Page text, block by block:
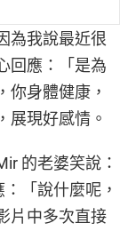
為我說最近很
回應：「是為
你身體健康，
展現好感情。
的老婆笑說：
「說什麼呢，
片中多次直接